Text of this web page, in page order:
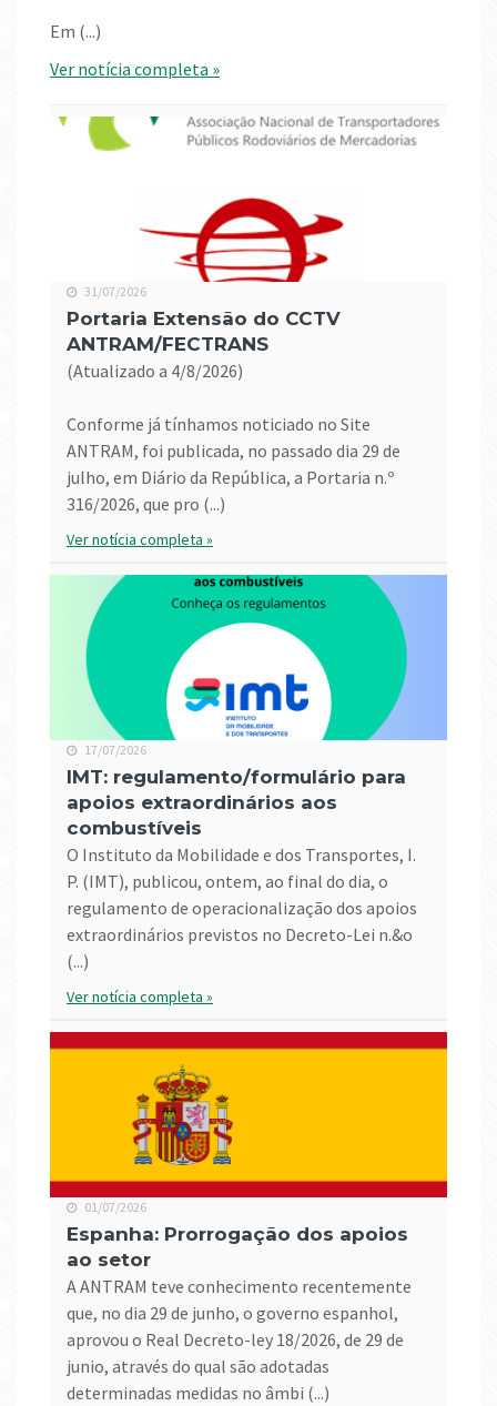
Em (...)
Ver notícia completa »
31/07/2026
Portaria Extensão do CCTV
ANTRAM/FECTRANS
(atualizado a 4/8/2026)
Conforme já tínhamos noticiado no Site
ANTRAM, foi publicada, no passado dia 29 de
julho, em Diário da República, a Portaria n.º
316/2026, que pro (...)
Ver notícia completa »
17/07/2026
IMT: regulamento/formulário para
apoios extraordinários aos
combustíveis
O Instituto da Mobilidade e dos Transportes, I.
P. (IMT), publicou, ontem, ao final do dia, o
regulamento de operacionalização dos apoios
extraordinários previstos no Decreto-Lei n.&o
(...)
Ver notícia completa »
01/07/2026
Espanha: Prorrogação dos apoios
ao setor
A ANTRAM teve conhecimento recentemente
que, no dia 29 de junho, o governo espanhol,
aprovou o Real Decreto-ley 18/2026, de 29 de
junio, através do qual são adotadas
determinadas medidas no âmbi (...)